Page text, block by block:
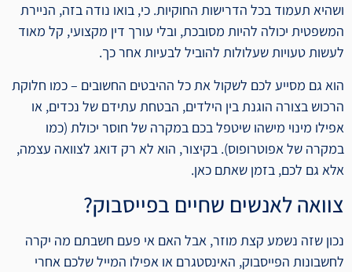
ושהיא תעמוד בכל הדרישות החוקיות. כי, בואו נודה בזה, הניירת
המשפטית יכולה להיות מסובכת, ובלי עורך דין מקצועי, קל מאוד
לעשות טעויות שעלולות להוביל לבעיות אחר כך.
הוא גם מסייע לכם לשקול את כל ההיבטים החשובים – כמו חלוקת
הרכוש בצורה הוגנת בין הילדים, הבטחת עתידם של נכדים, או
אפילו מינוי מישהו שיטפל בכם במקרה של חוסר יכולת (כמו
במקרה של אפוטרופוס). בקיצור, הוא לא רק דואג לצוואה עצמה,
אלא גם לכם, בזמן שאתם כאן.
צוואה לאנשים שחיים בפייסבוק?
נכון שזה נשמע קצת מוזר, אבל האם אי פעם חשבתם מה יקרה
לחשבונות הפייסבוק, האינסטגרם או אפילו המייל שלכם אחרי